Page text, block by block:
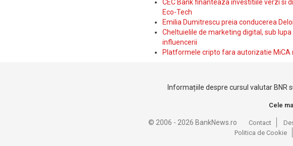
CEC Bank finanteaza investitiile verzi si
Eco-Tech
Emilia Dumitrescu preia conducerea
Cheltuielile de marketing digital, sub
influencerii
Platformele cripto fara autorizatie MiCA
Informațiile despre cursul valutar BNR
Cele
© 2006 - 2026 BankNews.ro Contact
Politica de Cookie